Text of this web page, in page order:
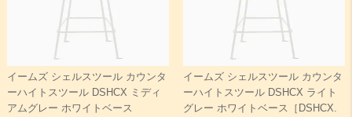
イームズ シェルスツール カウンタ
ーハイトスツール DSHCX ミディ
アムグレー ホワイトベース
イームズ シェルスツール カウンタ
ーハイトスツール DSHCX ライト
グレー ホワイトベース［DSHCX.